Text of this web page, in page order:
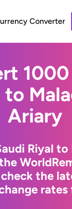
Converter
to
Ariary
Riyal to
the
rates